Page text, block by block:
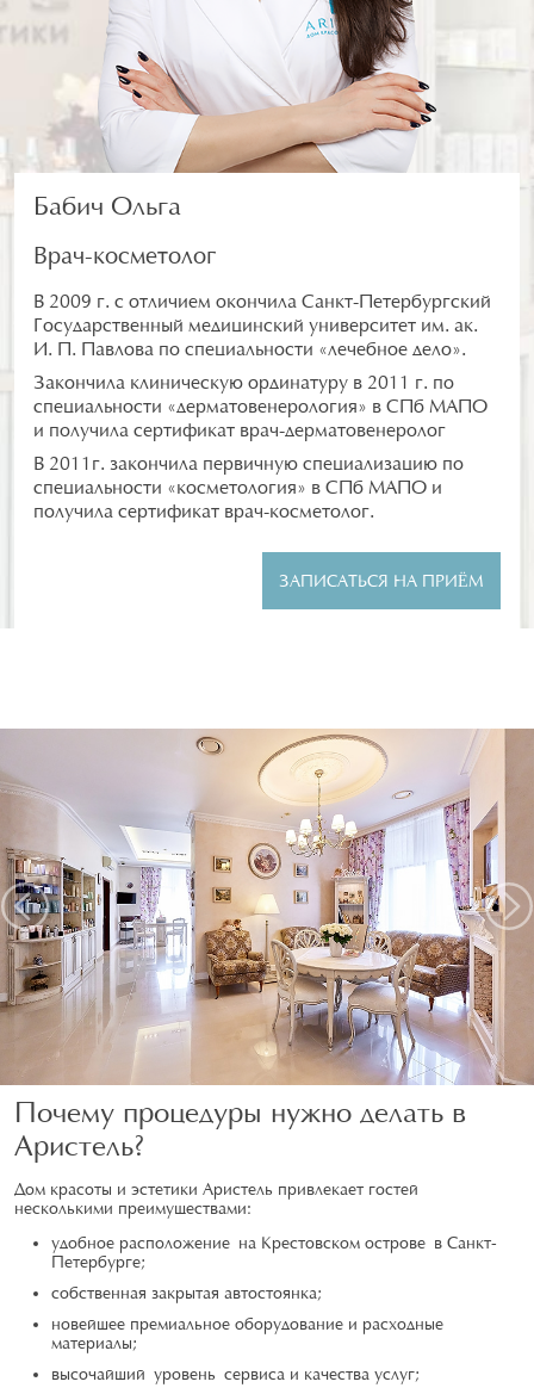
Бабич Ольга
Врач-косметолог
В 2009 г. с отличием окончила Санкт-Петербургский
Государственный медицинский университет им. ак.
И. П. Павлова по специальности «лечебное дело».
Закончила клиническую ординатуру в 2011 г. по
специальности «дерматовенерология» в СПб МАПО
и получила сертификат врач-дерматовенеролог
В 2011г. закончила первичную специализацию по
специальности «косметология» в СПб МАПО и
получила сертификат врач-косметолог.
ЗАПИСАТЬСЯ НА ПРИЁМ
Предыдущий
Почему процедуры нужно делать в
Аристель?
Дом красоты и эстетики Аристель привлекает гостей
несколькими преимуществами:
удобное расположение на Крестовском острове в Санкт-
Петербурге;
собственная закрытая автостоянка;
новейшее премиальное оборудование и расходные
материалы;
высочайший уровень сервиса и качества услуг;